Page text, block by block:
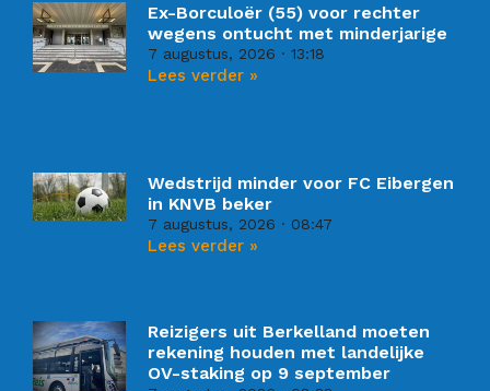
Ex-Borculoër (55) voor rechter
wegens ontucht met minderjarige
7 augustus, 2026 13:18
Lees verder »
Wedstrijd minder voor FC Eibergen
in KNVB beker
7 augustus, 2026 08:47
Lees verder »
Reizigers uit Berkelland moeten
rekening houden met landelijke
OV-staking op 9 september